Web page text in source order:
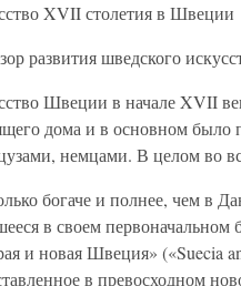
XVII столетия в Швеции
развития шведского
Швеции в начале XVII
дома и в основном было
немцами. В целом во
богаче и полнее, чем в
в своем
и новая Швеция» («Suecia
в превосходном